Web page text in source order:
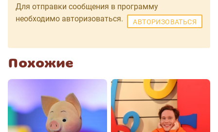
Для отправки сообщения в программу
необходимо авторизоваться.
АВТОРИЗОВАТЬСЯ
Похожие